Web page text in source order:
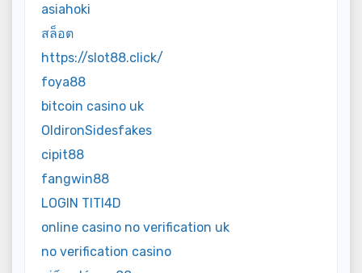
asiahoki
สล็อต
https://slot88.click/
foya88
bitcoin casino uk
OldironSidesfakes
cipit88
fangwin88
LOGIN TITI4D
online casino no verification uk
no verification casino